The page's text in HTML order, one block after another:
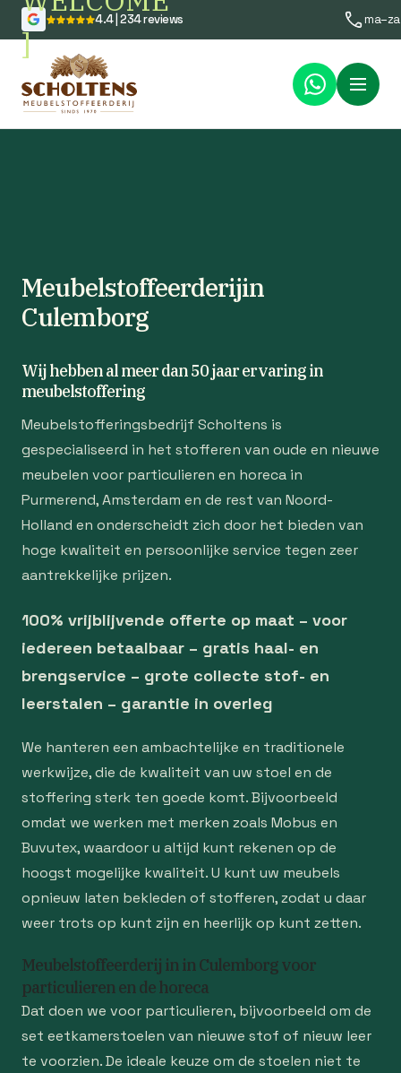
]
4.4 | 234 reviews
Menu
Meubelstoffeerderijin
Culemborg
Wij hebben al meer dan 50 jaar ervaring in
meubelstoffering
Meubelstofferingsbedrijf Scholtens is
gespecialiseerd in het stofferen van oude en nieuwe
meubelen voor particulieren en horeca in
Purmerend, Amsterdam en de rest van Noord-
Holland en onderscheidt zich door het bieden van
hoge kwaliteit en persoonlijke service tegen zeer
aantrekkelijke prijzen.
100% vrijblijvende offerte op maat – voor
iedereen betaalbaar – gratis haal- en
brengservice – grote collecte stof- en
leerstalen – garantie in overleg
We hanteren een ambachtelijke en traditionele
werkwijze, die de kwaliteit van uw stoel en de
stoffering sterk ten goede komt. Bijvoorbeeld
omdat we werken met merken zoals Mobus en
Buvutex, waardoor u altijd kunt rekenen op de
hoogst mogelijke kwaliteit. U kunt uw meubels
opnieuw laten bekleden of stofferen, zodat u daar
weer trots op kunt zijn en heerlijk op kunt zetten.
Meubelstoffeerderij in in Culemborg voor
particulieren en de horeca
Dat doen we voor particulieren, bijvoorbeeld om de
set eetkamerstoelen van nieuwe stof of nieuw leer
te voorzien. De ideale keuze om de stoelen niet te